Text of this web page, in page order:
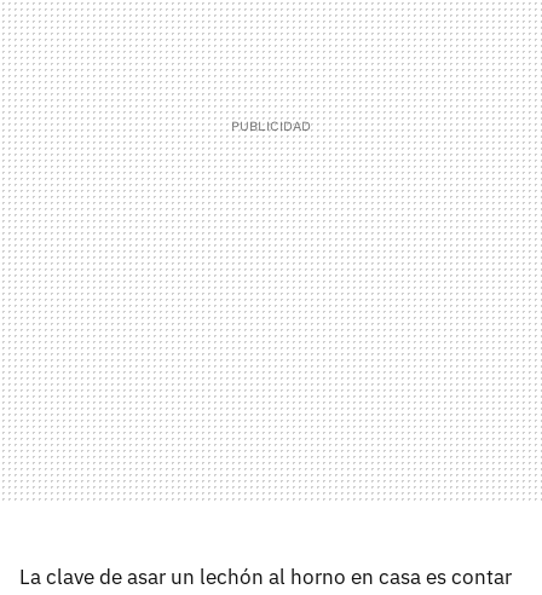
La clave de asar un lechón al horno en casa es contar